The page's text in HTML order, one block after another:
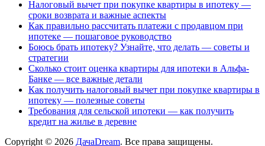
Налоговый вычет при покупке квартиры в ипотеку —
сроки возврата и важные аспекты
Как правильно рассчитать платежи с продавцом при
ипотеке — пошаговое руководство
Боюсь брать ипотеку? Узнайте, что делать — советы и
стратегии
Сколько стоит оценка квартиры для ипотеки в Альфа-
Банке — все важные детали
Как получить налоговый вычет при покупке квартиры в
ипотеку — полезные советы
Требования для сельской ипотеки — как получить
кредит на жилье в деревне
Copyright © 2026 ДачаDream. Все права защищены.